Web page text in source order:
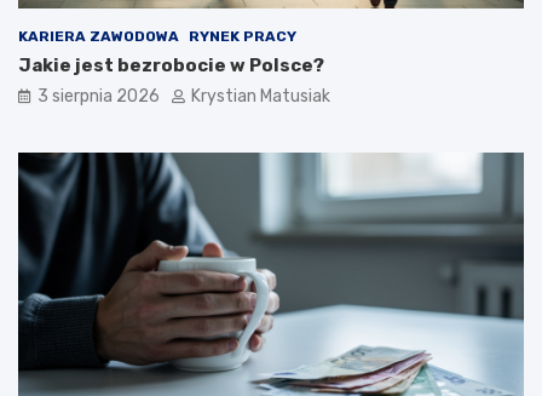
KARIERA ZAWODOWA RYNEK PRACY
Jakie jest bezrobocie w Polsce?
3 sierpnia 2026 Krystian Matusiak